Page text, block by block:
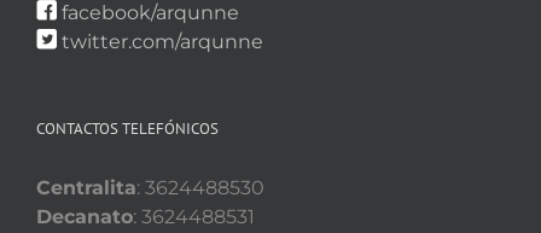
facebook/arqunne
twitter.com/arqunne
CONTACTOS TELEFÓNICOS
Centralita: 3624488530
Decanato: 3624488531